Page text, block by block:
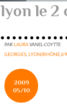
lyon le 2
PARLAURAVANEL-COYTTE
GEORGES
2009
05/10